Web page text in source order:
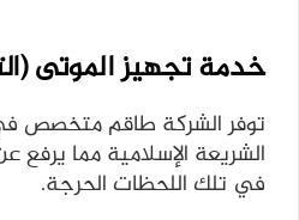
خدمة تجهيز الموتى
توفر الشركة طاقم متخصص
الشريعة الإسلامية مما يرفع
في تلك اللحظات الحرجة.